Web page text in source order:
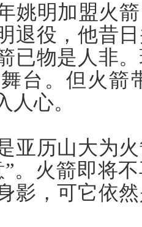
姚明加盟火
退役，他昔
已物是人非
台。但火箭
人心。
亚历山大为
。火箭即将
影，可它依